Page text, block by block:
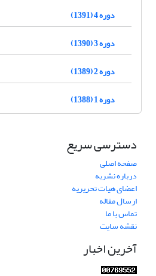
دوره 4 (1391)
دوره 3 (1390)
دوره 2 (1389)
دوره 1 (1388)
دسترسی سریع
صفحه اصلی
درباره نشریه
اعضای هیات تحریریه
ارسال مقاله
تماس با ما
نقشه سایت
آخرین اخبار